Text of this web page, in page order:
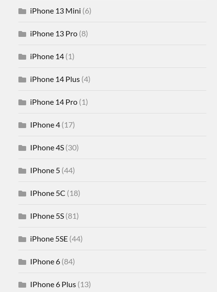
iPhone 13 Mini (6)
iPhone 13 Pro (8)
iPhone 14 (1)
iPhone 14 Plus (4)
iPhone 14 Pro (1)
IPhone 4 (17)
IPhone 4S (30)
IPhone 5 (44)
IPhone 5C (18)
IPhone 5S (81)
iPhone 5SE (44)
IPhone 6 (84)
IPhone 6 Plus (13)